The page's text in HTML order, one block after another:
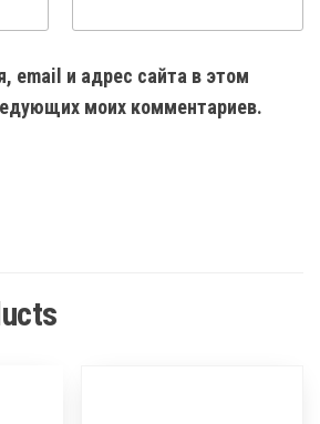
email и адрес сайта в этом
моих комментариев.